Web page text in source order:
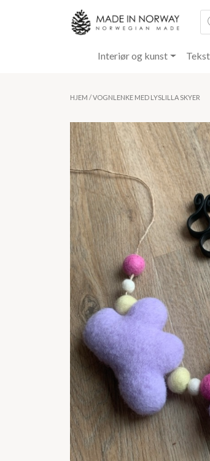
Interiør og kunst
HJEM / VOGNLENKE MED LYSLILLA SKYER